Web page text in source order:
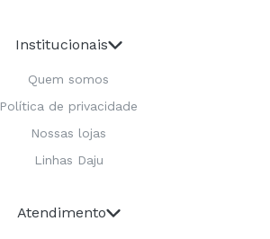
Institucionais
Quem somos
Política de privacidade
Nossas lojas
Linhas Daju
Atendimento